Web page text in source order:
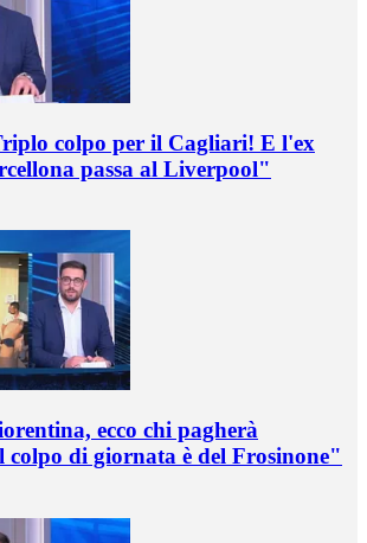
colpo per il Cagliari! E l'ex
passa al Liverpool"
ecco chi pagherà
di giornata è del Frosinone"